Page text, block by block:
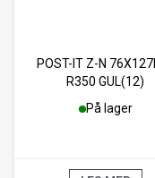
POST-IT Z-N
R350 GUL(12)
På lager